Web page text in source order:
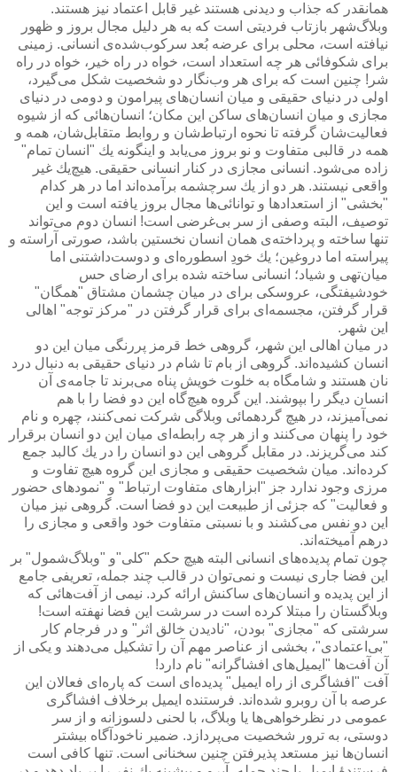
همانقدر كه جذاب و دیدنی هستند غیر قابل اعتماد نیز هستند.
وبلاگ‌شهر بازتاب فردیتی است كه به هر دلیل مجال بروز و ظهور
نیافته است، محلی برای عرضه بُعد سركوب‌شده‌ی انسانی. زمینی
برای شكوفائی هر چه استعداد است، خواه در راه خیر، خواه در راه
شر! چنین است كه برای هر وب‌نگار دو شخصیت شكل می‌گیرد،
اولی در دنیای حقیقی و میان انسان‌های پیرامون و دومی در دنیای
مجازی و میان انسان‌های ساكن این مكان؛ انسان‌هائی كه از شیوه
فعالیت‌شان گرفته تا نحوه ارتباط‌شان و روابط متقابل‌شان، همه و
همه در قالبی متفاوت و نو بروز می‌یابد و اینگونه یك "انسان تمام"
زاده می‌شود. انسانی مجازی در كنار انسانی حقیقی. هیچ‌یك غیر
واقعی نیستند. هر دو از یك سرچشمه برآمده‌اند اما در هر كدام
"بخشی" از استعدادها و توانائی‌ها مجال بروز یافته است و این
توصیف، البته وصفی از سر بی‌غرضی است! انسان دوم می‌تواند
تنها ساخته و پرداخته‌ی همان انسان نخستین باشد، صورتی آراسته و
پیراسته اما دروغین؛ یك خودِ اسطوره‌ای و دوست‌داشتنی اما
میان‌تهی و شیاد؛ انسانی ساخته شده برای ارضای حس
خودشیفتگی، عروسكی برای در میان چشمان مشتاق "همگان"
قرار گرفتن، مجسمه‌ای برای قرار گرفتن در "مركز توجه" اهالی
این شهر.
در میان اهالی این شهر، گروهی خط قرمز پررنگی میان این دو
انسان كشیده‌اند. گروهی از بام تا شام در دنیای حقیقی به دنبال درد
نان هستند و شامگاه به خلوت خویش پناه می‌برند تا جامه‌ی آن
انسان دیگر را بپوشند. این گروه هیچ‌گاه این دو فضا را با هم
نمی‌آمیزند، در هیچ گردهمائی وبلاگی شركت نمی‌كنند، چهره و نام
خود را پنهان می‌كنند و از هر چه رابطه‌ای میان این دو انسان برقرار
كند می‌گریزند. در مقابل گروهی این دو انسان را در یك كالبد جمع
كرده‌اند. میان شخصیت حقیقی و مجازی این گروه هیچ تفاوت و
مرزی وجود ندارد جز "ابزارهای متفاوت ارتباط" و "نمودهای حضور
و فعالیت" كه جزئی از طبیعت این دو فضا است. گروهی نیز میان
این دو نفس می‌كشند و با نسبتی متفاوت خود واقعی و مجازی را
درهم آمیخته‌اند.
چون تمام پدیده‌های انسانی البته هیچ حكم "كلی"‌و "وبلاگ‌شمول" بر
این فضا جاری نیست و نمی‌توان در قالب چند جمله، تعریفی جامع
از این پدیده و انسان‌های ساكنش ارائه كرد. نیمی از آفت‌هائی كه
وبلاگستان را مبتلا كرده است در سرشت این فضا نهفته است!
سرشتی كه "مجازی" بودن، "نادیدن خالق اثر" و در فرجام كار
"بی‌اعتمادی"، بخشی از عناصر مهم آن را تشكیل می‌دهند و یكی از
آن آفت‌ها "ایمیل‌های افشاگرانه" نام دارد!
آفت "افشاگری از راه ایمیل" پدیده‌ای است كه پاره‌ای فعالان این
عرصه با آن روبرو شده‌اند. فرستنده ایمیل برخلاف افشاگری
عمومی در نظرخواهی‌ها یا وبلاگ، با لحنی دلسوزانه و از سر
دوستی، به ترور شخصیت می‌پردازد. ضمیر ناخودآگاه بیشتر
انسان‌ها نیز مستعد پذیرفتن چنین سخنانی است. تنها كافی است